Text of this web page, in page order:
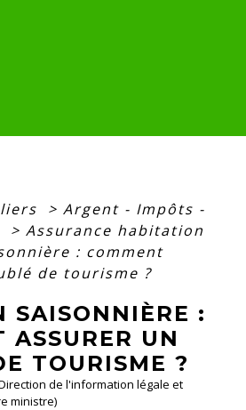
> Argent - Impôts -
> Assurance habitation
: comment
de tourisme ?
SAISONNIÈRE :
ASSURER UN
TOURISME ?
de l'information légale et
ministre)